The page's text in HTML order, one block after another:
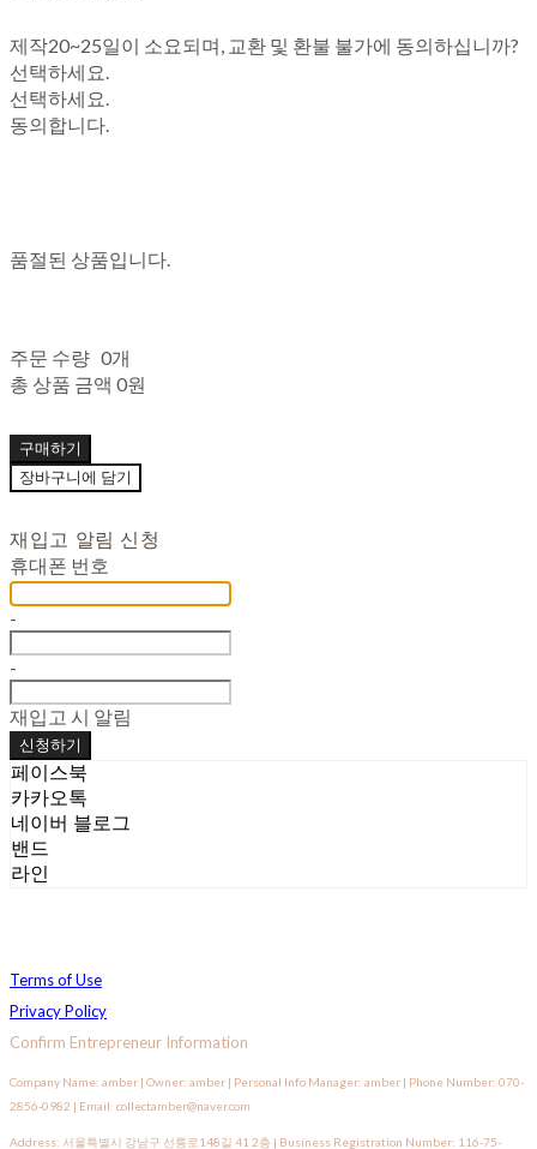
제작20~25일이 소요되며, 교환 및 환불 불가에 동의하십니까?
선택하세요.
선택하세요.
동의합니다.
품절된 상품입니다.
주문 수량 0개
총 상품 금액 0원
구매하기
장바구니에 담기
재입고 알림 신청
휴대폰 번호
-
-
재입고 시 알림
신청하기
페이스북
카카오톡
네이버 블로그
밴드
라인
Terms of Use
Privacy Policy
Confirm Entrepreneur Information
Company Name: amber | Owner: amber | Personal Info Manager: amber | Phone Number: 070-
2856-0982 | Email: collectamber@naver.com
Address: 서울특별시 강남구 선릉로148길 41 2층 | Business Registration Number: 116-75-